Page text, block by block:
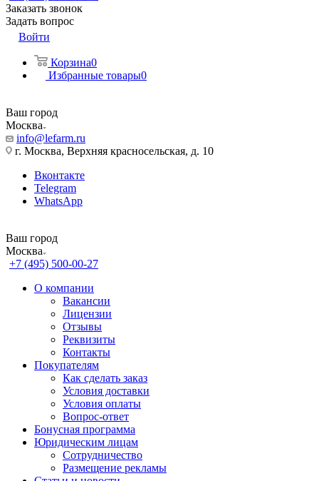
Заказать звонок
Задать вопрос
Войти
Корзина0
Избранные товары0
Ваш город
Москва
info@lefarm.ru
г. Москва, Верхняя красносельская, д. 10
Вконтакте
Telegram
WhatsApp
Ваш город
Москва
+7 (495) 500-00-27
О компании
Вакансии
Лицензии
Отзывы
Реквизиты
Контакты
Покупателям
Как сделать заказ
Условия доставки
Условия оплаты
Вопрос-ответ
Бонусная программа
Юридическим лицам
Сотрудничество
Размещение рекламы